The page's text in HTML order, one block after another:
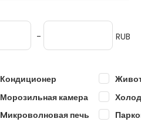
- RUB
Кондиционер
Морозильная камера
Mикроволновая печь